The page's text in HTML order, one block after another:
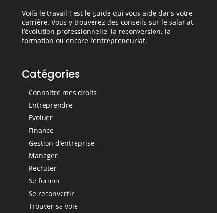
Voilà le travail ! est le guide qui vous aide dans votre
carrière. Vous y trouverez des conseils sur le salariat,
l’évolution professionnelle, la reconversion, la
formation ou encore l’entrepreneuriat.
Catégories
Connaitre mes droits
Entreprendre
Evoluer
Finance
Gestion d’entreprise
Manager
Recruter
Se former
Se reconvertir
Trouver sa voie